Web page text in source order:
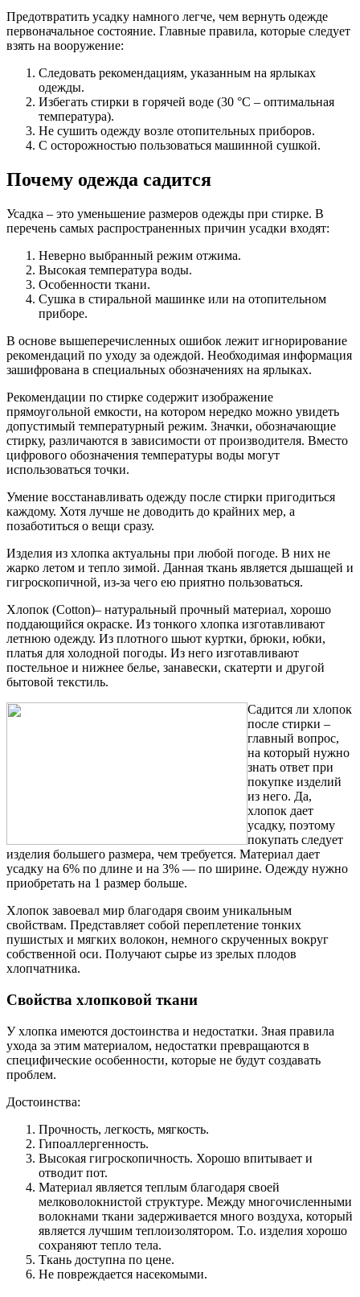
Предотвратить усадку намного легче, чем вернуть одежде
первоначальное состояние. Главные правила, которые следует
взять на вооружение:
Следовать рекомендациям, указанным на ярлыках
одежды.
Избегать стирки в горячей воде (30 °С – оптимальная
температура).
Не сушить одежду возле отопительных приборов.
С осторожностью пользоваться машинной сушкой.
Почему одежда садится
Усадка – это уменьшение размеров одежды при стирке. В
перечень самых распространенных причин усадки входят:
Неверно выбранный режим отжима.
Высокая температура воды.
Особенности ткани.
Сушка в стиральной машинке или на отопительном
приборе.
В основе вышеперечисленных ошибок лежит игнорирование
рекомендаций по уходу за одеждой. Необходимая информация
зашифрована в специальных обозначениях на ярлыках.
Рекомендации по стирке содержит изображение
прямоугольной емкости, на котором нередко можно увидеть
допустимый температурный режим. Значки, обозначающие
стирку, различаются в зависимости от производителя. Вместо
цифрового обозначения температуры воды могут
использоваться точки.
Умение восстанавливать одежду после стирки пригодиться
каждому. Хотя лучше не доводить до крайних мер, а
позаботиться о вещи сразу.
Изделия из хлопка актуальны при любой погоде. В них не
жарко летом и тепло зимой. Данная ткань является дышащей и
гигроскопичной, из-за чего ею приятно пользоваться.
Хлопок (Cotton)– натуральный прочный материал, хорошо
поддающийся окраске. Из тонкого хлопка изготавливают
летнюю одежду. Из плотного шьют куртки, брюки, юбки,
платья для холодной погоды. Из него изготавливают
постельное и нижнее белье, занавески, скатерти и другой
бытовой текстиль.
Садится ли хлопок
после стирки –
главный вопрос,
на который нужно
знать ответ при
покупке изделий
из него. Да,
хлопок дает
усадку, поэтому
покупать следует
изделия большего размера, чем требуется. Материал дает
усадку на 6% по длине и на 3% — по ширине. Одежду нужно
приобретать на 1 размер больше.
Хлопок завоевал мир благодаря своим уникальным
свойствам. Представляет собой переплетение тонких
пушистых и мягких волокон, немного скрученных вокруг
собственной оси. Получают сырье из зрелых плодов
хлопчатника.
Свойства хлопковой ткани
У хлопка имеются достоинства и недостатки. Зная правила
ухода за этим материалом, недостатки превращаются в
специфические особенности, которые не будут создавать
проблем.
Достоинства:
Прочность, легкость, мягкость.
Гипоаллергенность.
Высокая гигроскопичность. Хорошо впитывает и
отводит пот.
Материал является теплым благодаря своей
мелковолокнистой структуре. Между многочисленными
волокнами ткани задерживается много воздуха, который
является лучшим теплоизолятором. Т.о. изделия хорошо
сохраняют тепло тела.
Ткань доступна по цене.
Не повреждается насекомыми.